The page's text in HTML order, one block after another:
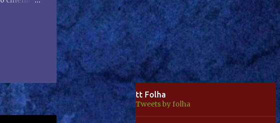
tt Folha
Tweets by folha